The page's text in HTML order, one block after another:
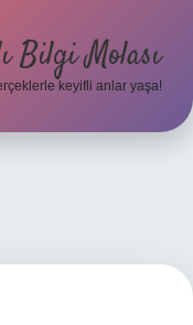
Bilgi Molası
keyifli anlar yaşa!